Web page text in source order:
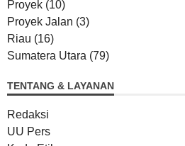
Proyek (10)
Proyek Jalan (3)
Riau (16)
Sumatera Utara (79)
TENTANG & LAYANAN
Redaksi
UU Pers